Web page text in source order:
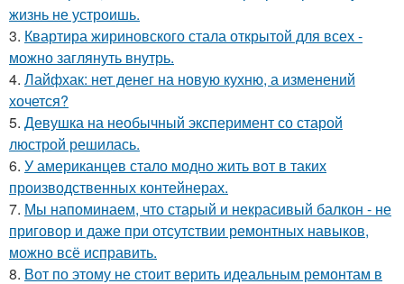
жизнь не устроишь.
3. Квартира жириновского стала открытой для всех -
можно заглянуть внутрь.
4. Лайфхак: нет денег на новую кухню, а изменений
хочется?
5. Девушка на необычный эксперимент со старой
люстрой решилась.
6. У американцев стало модно жить вот в таких
производственных контейнерах.
7. Мы напоминаем, что старый и некрасивый балкон - не
приговор и даже при отсутствии ремонтных навыков,
можно всё исправить.
8. Вот по этому не стоит верить идеальным ремонтам в